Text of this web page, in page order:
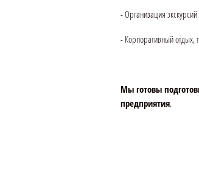
- Организация
- Корпоративный отдых,
Мы готовы
предприятия.